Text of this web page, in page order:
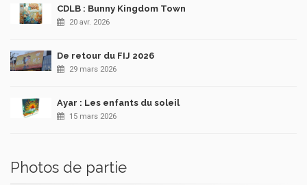
CDLB : Bunny Kingdom Town
20 avr. 2026
De retour du FIJ 2026
29 mars 2026
Ayar : Les enfants du soleil
15 mars 2026
Photos de partie